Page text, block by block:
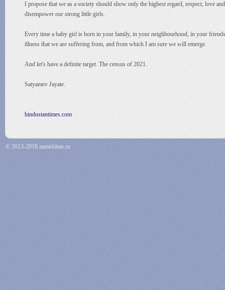
I propose that we as a society should show only the highest regard, respect, love
disempower our strong little girls.
Every time a baby girl is born in your family, in your neighbourhood, in your
illness that we are suffering from, and from which I am sure we will emerge.
And let's have a definite target. The census of 2021.
Satyamev Jayate.
hindustantimes.com
© 2013-2018 aamirkhan.ru